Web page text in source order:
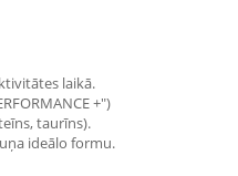
laikā.
+")
taurīns).
ideālo formu.